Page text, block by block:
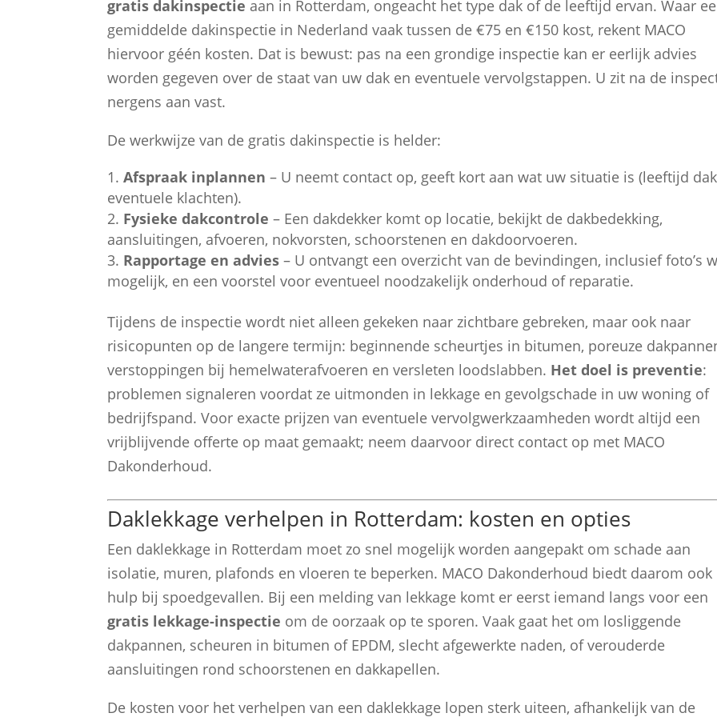
gratis dakinspectie aan in Rotterdam, ongeacht het type dak of de leeftijd ervan. Waar
gemiddelde dakinspectie in Nederland vaak tussen de €75 en €150 kost, rekent MACO
hiervoor géén kosten. Dat is bewust: pas na een grondige inspectie kan er eerlijk advies
worden gegeven over de staat van uw dak en eventuele vervolgstappen. U zit na de
nergens aan vast.
De werkwijze van de gratis dakinspectie is helder:
Afspraak inplannen – U neemt contact op, geeft kort aan wat uw situatie is (leeftijd
eventuele klachten).
Fysieke dakcontrole – Een dakdekker komt op locatie, bekijkt de dakbedekking,
aansluitingen, afvoeren, nokvorsten, schoorstenen en dakdoorvoeren.
Rapportage en advies – U ontvangt een overzicht van de bevindingen, inclusief foto’s
mogelijk, en een voorstel voor eventueel noodzakelijk onderhoud of reparatie.
Tijdens de inspectie wordt niet alleen gekeken naar zichtbare gebreken, maar ook naar
risicopunten op de langere termijn: beginnende scheurtjes in bitumen, poreuze
verstoppingen bij hemelwaterafvoeren en versleten loodslabben. Het doel is preventie:
problemen signaleren voordat ze uitmonden in lekkage en gevolgschade in uw woning of
bedrijfspand. Voor exacte prijzen van eventuele vervolgwerkzaamheden wordt altijd een
vrijblijvende offerte op maat gemaakt; neem daarvoor direct contact op met MACO
Dakonderhoud.
Daklekkage verhelpen in Rotterdam: kosten en opties
Een daklekkage in Rotterdam moet zo snel mogelijk worden aangepakt om schade aan
isolatie, muren, plafonds en vloeren te beperken. MACO Dakonderhoud biedt daarom ook
hulp bij spoedgevallen. Bij een melding van lekkage komt er eerst iemand langs voor een
gratis lekkage-inspectie om de oorzaak op te sporen. Vaak gaat het om losliggende
dakpannen, scheuren in bitumen of EPDM, slecht afgewerkte naden, of verouderde
aansluitingen rond schoorstenen en dakkapellen.
De kosten voor het verhelpen van een daklekkage lopen sterk uiteen, afhankelijk van de